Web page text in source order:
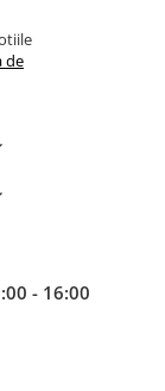
de
- 16:00